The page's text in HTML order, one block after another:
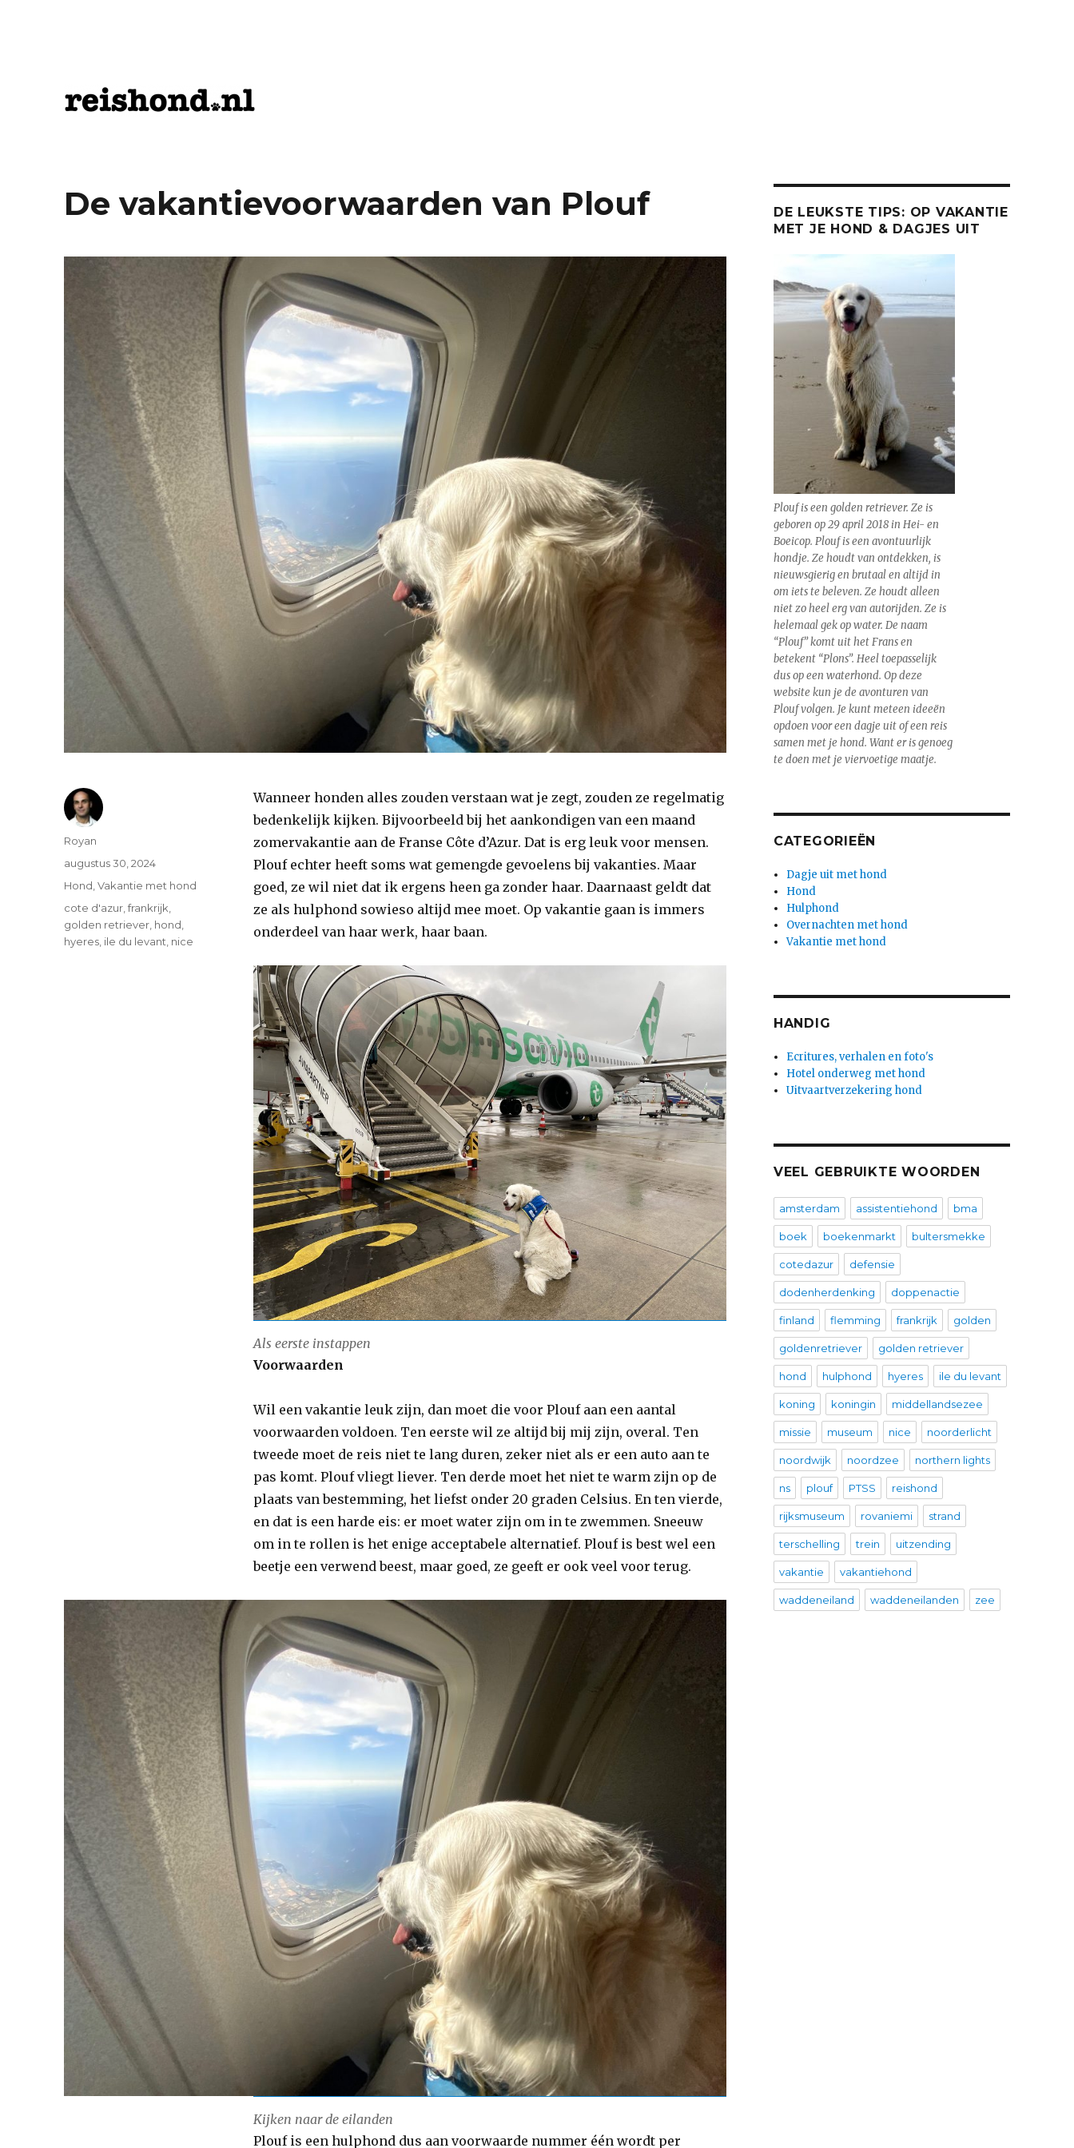
De vakantievoorwaarden van Plouf
Wanneer honden alles zouden verstaan wat je zegt, zouden ze regelmatig
bedenkelijk kijken. Bijvoorbeeld bij het aankondigen van een maand
zomervakantie aan de Franse Côte d’Azur. Dat is erg leuk voor mensen.
Plouf echter heeft soms wat gemengde gevoelens bij vakanties. Maar
goed, ze wil niet dat ik ergens heen ga zonder haar. Daarnaast geldt dat
ze als hulphond sowieso altijd mee moet. Op vakantie gaan is immers
onderdeel van haar werk, haar baan.
Als eerste instappen
Voorwaarden
Wil een vakantie leuk zijn, dan moet die voor Plouf aan een aantal
voorwaarden voldoen. Ten eerste wil ze altijd bij mij zijn, overal. Ten
tweede moet de reis niet te lang duren, zeker niet als er een auto aan te
pas komt. Plouf vliegt liever. Ten derde moet het niet te warm zijn op de
plaats van bestemming, het liefst onder 20 graden Celsius. En ten vierde,
en dat is een harde eis: er moet water zijn om in te zwemmen. Sneeuw
om in te rollen is het enige acceptabele alternatief. Plouf is best wel een
beetje een verwend beest, maar goed, ze geeft er ook veel voor terug.
Kijken naar de eilanden
Plouf is een hulphond dus aan voorwaarde nummer één wordt per
Auteur
Royan
Geplaatst
op
augustus 30, 2024
Categorieën
Hond,Vakantie met hond
Tags
cote d'azur,frankrijk,
golden retriever, hond,
hyeres, ile du levant, nice
DE LEUKSTE TIPS: OP VAKANTIE
MET JE HOND & DAGJES UIT
Plouf is een golden retriever. Ze is
geboren op 29 april 2018 in Hei- en
Boeicop. Plouf is een avontuurlijk
hondje. Ze houdt van ontdekken, is
nieuwsgierig en brutaal en altijd in
om iets te beleven. Ze houdt alleen
niet zo heel erg van autorijden. Ze is
helemaal gek op water. De naam
“Plouf” komt uit het Frans en
betekent “Plons”. Heel toepasselijk
dus op een waterhond. Op deze
website kun je de avonturen van
Plouf volgen. Je kunt meteen ideeën
opdoen voor een dagje uit of een reis
samen met je hond. Want er is genoeg
te doen met je viervoetige maatje.
CATEGORIEËN
Dagje uit met hond
Hond
Hulphond
Overnachten met hond
Vakantie met hond
HANDIG
Ecritures, verhalen en foto's
Hotel onderweg met hond
Uitvaartverzekering hond
VEEL GEBRUIKTE WOORDEN
amsterdam assistentiehond bma
boek boekenmarkt bultersmekke
cotedazur defensie
dodenherdenking doppenactie
finland flemming frankrijk golden
goldenretriever golden retriever
hond hulphond hyeres ile du levant
koning koningin middellandsezee
missie museum nice noorderlicht
noordwijk noordzee northern lights
ns plouf PTSS reishond
rijksmuseum rovaniemi strand
terschelling trein uitzending
vakantie vakantiehond
waddeneiland waddeneilanden zee